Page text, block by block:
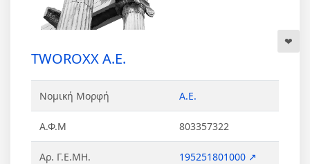
TWOROXX Α.Ε.
Νομική Μορφή Α.Ε.
Α.Φ.Μ 803357322
Αρ. Γ.Ε.ΜΗ. 195251801000 ↗